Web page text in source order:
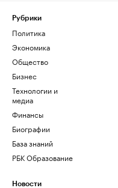
Рубрики
Политика
Экономика
Общество
Бизнес
Технологии и
медиа
Финансы
Биографии
База знаний
РБК Образование
Новости